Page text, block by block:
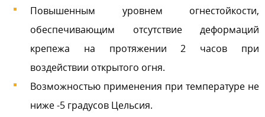
Повышенным уровнем огнестойкости,
обеспечивающим отсутствие деформаций
крепежа на протяжении 2 часов при
воздействии открытого огня.
Возможностью применения при температуре не
ниже -5 градусов Цельсия.